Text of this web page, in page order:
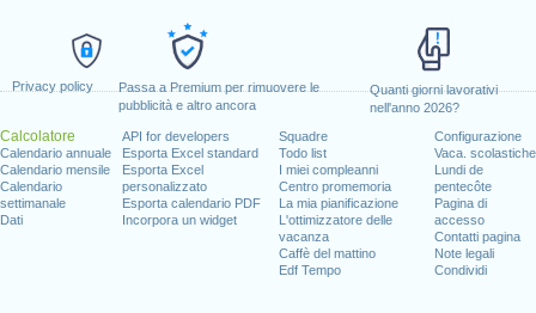
Privacy policy
Passa a Premium per rimuovere le
pubblicità e altro ancora
Quanti giorni lavorativi
nell'anno 2026?
Calcolatore
Calendario annuale
Calendario mensile
Calendario
settimanale
Dati
API for developers
Esporta Excel standard
Esporta Excel
personalizzato
Esporta calendario PDF
Incorpora un widget
Squadre
Todo list
I miei compleanni
Centro promemoria
La mia pianificazione
L'ottimizzatore delle
vacanza
Caffè del mattino
Edf Tempo
Configurazione
Vaca. scolastiche
Lundi de
pentecôte
Pagina di
accesso
Contatti pagina
Note legali
Condividi